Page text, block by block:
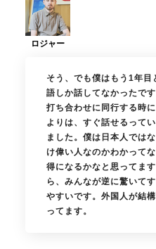
そう、でも僕はもう1年
語しか話してなかったで
打ち合わせに同行する時
よりは、すぐ話せるって
ました。僕は日本人では
け偉い人なのかわかって
得になるかなと思ってま
ら、みんなが逆に驚いて
やすいです。外国人が結
ってます。